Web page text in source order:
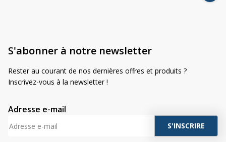
Garantie : 1 an
S'abonner à notre newsletter
Rester au courant de nos dernières offres et produits ?
Inscrivez-vous à la newsletter !
Adresse e-mail
A